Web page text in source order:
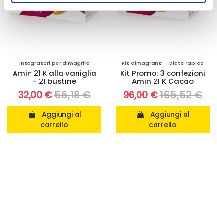
pubblicità e social media, i quali potrebbero combinarle
con altre informazioni che ha fornito loro o che hanno
Integratori per dimagrire
Amin 21 K alla vaniglia
- 21 bustine
32,00 €55,18 €
carrello
Kit dimagranti - Diete rapide
Kit Promo: 3 confezioni
Amin 21 K Cacao
96,00 €165,52 €
carrello